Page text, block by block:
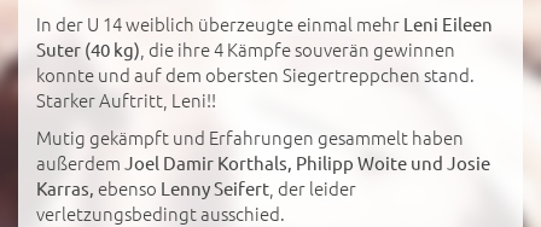
In der U 14 weiblich überzeugte einmal mehr Leni Eileen
Suter (40 kg) , die ihre 4 Kämpfe souverän gewinnen
konnte und auf dem obersten Siegertreppchen stand.
Starker Auftritt, Leni!!
Mutig gekämpft und Erfahrungen gesammelt haben
außerdem Joel Damir Korthals, Philipp Woite und Josie
Karras, ebenso Lenny Seifert , der leider
verletzungsbedingt ausschied.